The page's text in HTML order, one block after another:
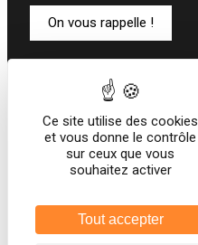
On vous rappelle !
Réseaux sociaux
Ce site utilise des cookies
et vous donne le contrôle
sur ceux que vous
souhaitez activer
Tout accepter